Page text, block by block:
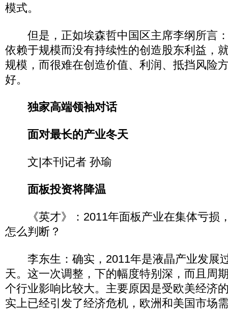
模式。
但是，正如埃森哲中国区主席李纲所言
依赖于规模而没有持续性的创造股东利益，
规模，而很难在创造价值、利润、抵挡风险
好。
独家高端领袖对话
面对最长的产业冬天
文|本刊记者 孙瑜
面板投资将降温
《英才》：2011年面板产业在集体亏损
怎么判断？
李东生：确实，2011年是液晶产业发展
天。这一次调整，下的幅度特别深，而且周
个行业影响比较大。主要原因是受欧美经济
实上已经引发了经济危机，欧洲和美国市场